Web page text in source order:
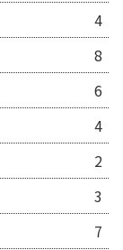
4
8
6
4
2
3
7